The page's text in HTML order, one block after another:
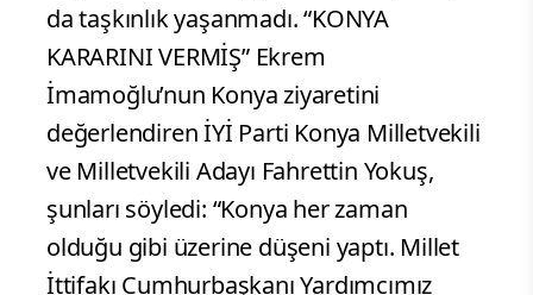
da taşkınlık yaşanmadı. “KONYA
KARARINI VERMİŞ” Ekrem
İmamoğlu’nun Konya ziyaretini
değerlendiren İYİ Parti Konya Milletvekili
ve Milletvekili Adayı Fahrettin Yokuş,
şunları söyledi: “Konya her zaman
olduğu gibi üzerine düşeni yaptı. Millet
İttifakı Cumhurbaşkanı Yardımcımız